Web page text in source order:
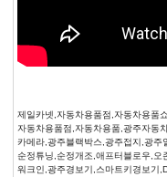
제일카넷,자동차용품점,자동차용품
자동차용품점,자동차용품,광주자동
카메라,광주블랙박스,광주접지,광
순정튜닝,순정개조,애프터블로우,
워크인,광주경보기,스마트키경보기